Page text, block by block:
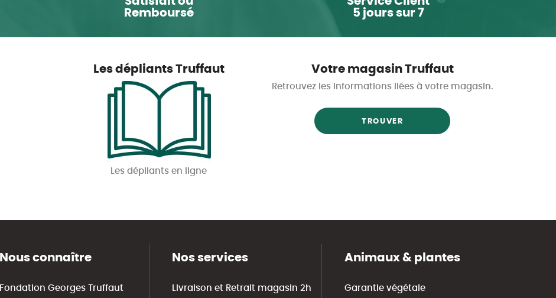
Remboursé
5 jours sur 7
Les dépliants Truffaut
Les dépliants en ligne
Votre magasin Truffaut
Retrouvez les informations liées à votre magasin.
TROUVER
Nous connaître
Fondation Georges Truffaut
Nos services
Livraison et Retrait magasin 2h
Animaux & plantes
Garantie végétale